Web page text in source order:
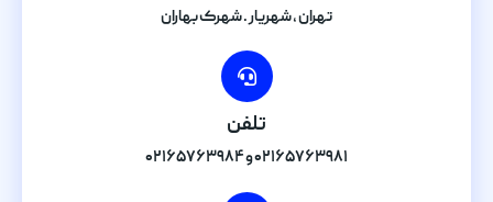
تهران , شهریار . شهرک بهاران
تلفن
۰۲۱۶۵۷۶۳۹۸۱ و ۰۲۱۶۵۷۶۳۹۸۴